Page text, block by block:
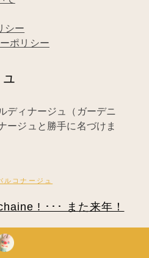
シー
ポリシー
ディナージュ（ガーデニ
ージュと勝手に名づけま
ルコナージュ
! ･･･ また来年！
年9月3日